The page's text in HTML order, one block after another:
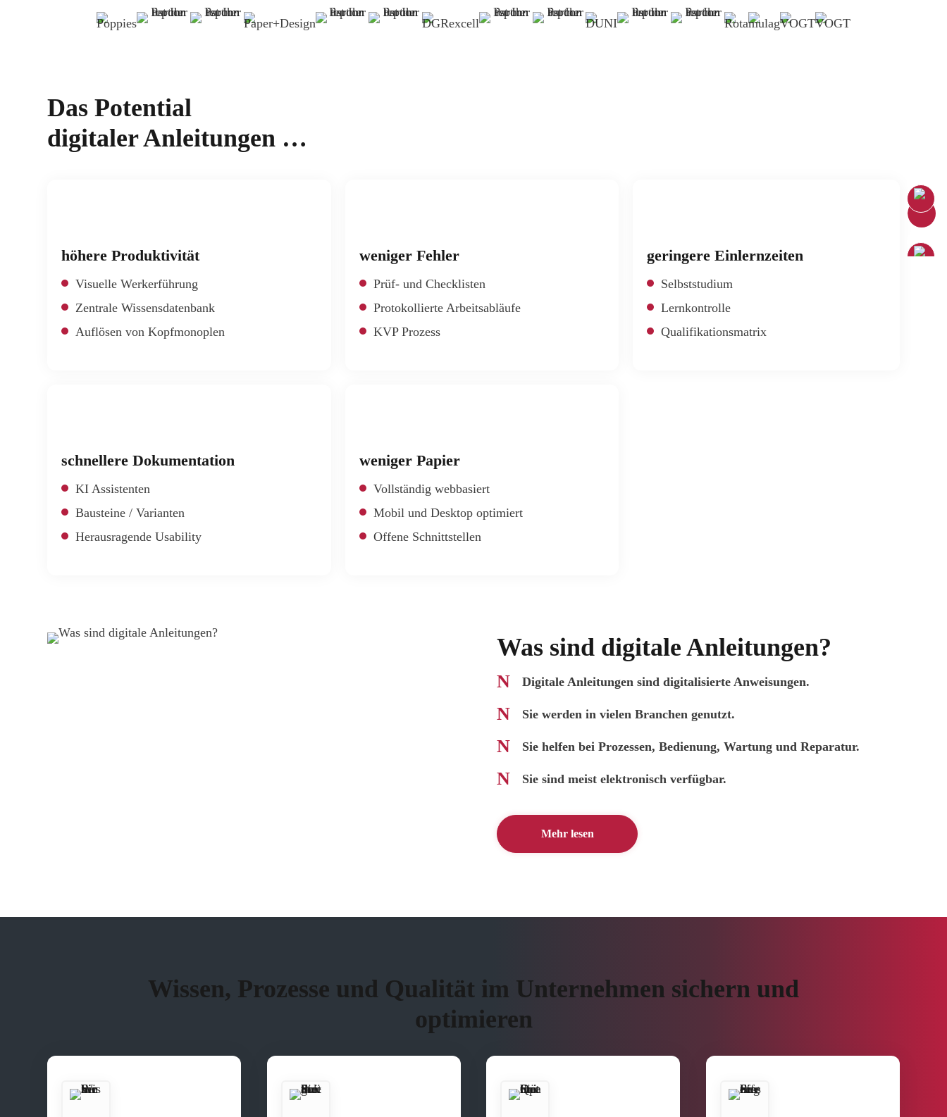
Search
for:
Search Button
Das Potential
digitaler Anleitungen …
höhere Produktivität
Visuelle Werkerführung
Zentrale Wissensdatenbank
Auflösen von Kopfmonoplen
weniger Fehler
Prüf- und Checklisten
Protokollierte Arbeitsabläufe
KVP Prozess
geringere Einlernzeiten
Selbststudium
Lernkontrolle
Qualifikationsmatrix
schnellere Dokumentation
KI Assistenten
Bausteine / Varianten
Herausragende Usability
weniger Papier
Vollständig webbasiert
Mobil und Desktop optimiert
Offene Schnittstellen
Was sind digitale Anleitungen?
Digitale Anleitungen sind digitalisierte Anweisungen.
Sie werden in vielen Branchen genutzt.
Sie helfen bei Prozessen, Bedienung, Wartung und Reparatur.
Sie sind meist elektronisch verfügbar.
Mehr lesen
Wissen, Prozesse und Qualität im Unternehmen sichern und
optimieren